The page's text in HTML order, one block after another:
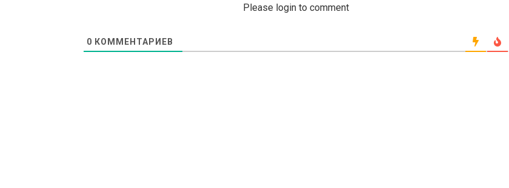
Please login to comment
0 КОММЕНТАРИЕВ